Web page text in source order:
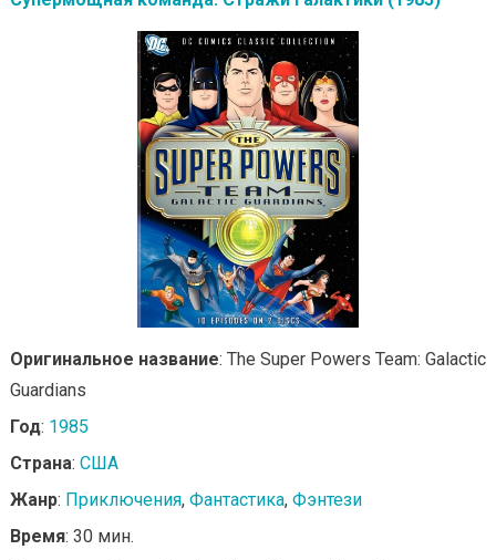
Оригинальное название: The Super Powers Team: Galactic
Guardians
Год: 1985
Страна: США
Жанр: Приключения, Фантастика, Фэнтези
Время: 30 мин.